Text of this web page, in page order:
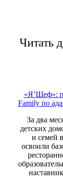
Читать
«Я’Шеф»:
Family по
За два
детских
и семей
освоили